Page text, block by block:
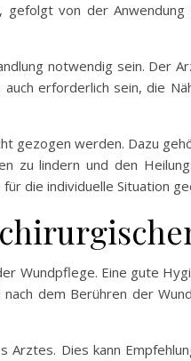
von der
notwendig sein. Der
erforderlich sein, die
gezogen werden. Dazu
zu lindern und den
die individuelle Situation
Wundpflege. Eine gute
dem Berühren der
Dies kann